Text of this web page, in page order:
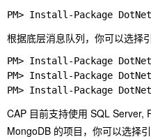
根据底层消息队列，你可以选择
PM> Install-Package
PM> Install-Package
CAP 目前支持使用 SQL Server,
MongoDB 的项目，你可以选择引